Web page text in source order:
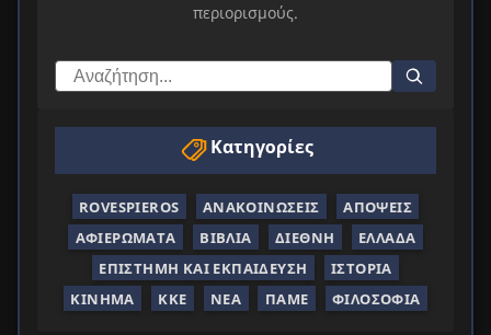
περιορισμούς.
Κατηγορίες
ROVESPIEROS ΑΝΑΚΟΙΝΏΣΕΙΣ
ΑΠΌΨΕΙΣ
ΑΦΙΕΡΏΜΑΤΑ
ΒΙΒΛΊΑ ΔΙΕΘΝΉ
ΕΛΛΆΔΑ
ΕΠΙΣΤΉΜΗ ΚΑΙ ΕΚΠΑΊΔΕΥΣΗ
ΙΣΤΟΡΊΑ
ΚΊΝΗΜΑ
ΚΚΕ ΝΈΑ ΠΑΜΕ ΦΙΛΟΣΟΦΊΑ